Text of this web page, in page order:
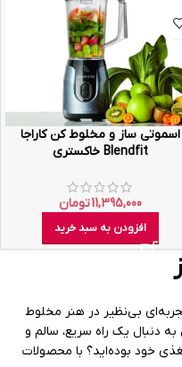
اسموتی ساز و مخلوط کن کاراجا
Blendfit خاکستری
11,395,000تومان
افزودن به سبد خرید
بی‌نظیر در هنر مخلوط
به دنبال یک راه سریع، سالم و
خود بوده‌اید؟ با محصولات